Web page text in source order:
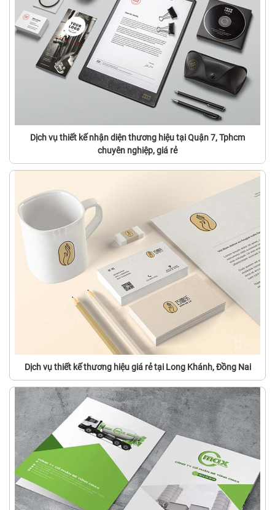
Dịch vụ thiết kế nhận diện thương hiệu tại Quận 7, Tphcm
chuyên nghiệp, giá rẻ
Dịch vụ thiết kế thương hiệu giá rẻ tại Long Khánh, Đồng Nai